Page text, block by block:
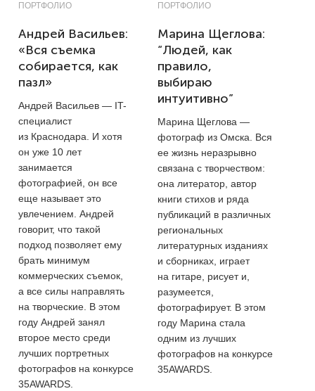
ПОРТФОЛИО
Андрей Васильев:
«Вся съемка
собирается, как
пазл»
Андрей Васильев — IT-
специалист
из Краснодара. И хотя
он уже 10 лет
занимается
фотографией, он все
еще называет это
увлечением. Андрей
говорит, что такой
подход позволяет ему
брать минимум
коммерческих съемок,
а все силы направлять
на творческие. В этом
году Андрей занял
второе место среди
лучших портретных
фотографов на конкурсе
35AWARDS.
ПОРТФОЛИО
Марина Щеглова:
“Людей, как
правило,
выбираю
интуитивно”
Марина Щеглова —
фотограф из Омска. Вся
ее жизнь неразрывно
связана с творчеством:
она литератор, автор
книги стихов и ряда
публикаций в различных
региональных
литературных изданиях
и сборниках, играет
на гитаре, рисует и,
разумеется,
фотографирует. В этом
году Марина стала
одним из лучших
фотографов на конкурсе
35AWARDS.